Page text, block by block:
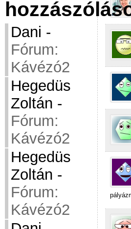
Dani -
Fórum:
Kávézó2
Hegedüs
Zoltán -
Fórum:
Kávézó2
Hegedüs
Zoltán -
Fórum:
Kávézó2